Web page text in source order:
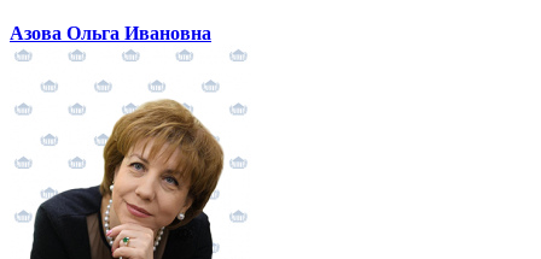
Азова Ольга Ивановна